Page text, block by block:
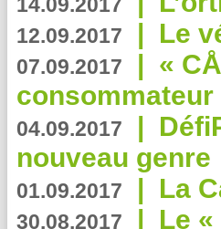
12.09.2017 | Le
07.09.2017 | «
consommateur
04.09.2017 |
nouveau genre
01.09.2017 | La
30.08.2017 | Le